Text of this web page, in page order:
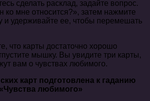
сделать расклад, задайте вопрос.
ко мне относится?», затем нажмите
и удерживайте ее, чтобы перемешать
что карты достаточно хорошо
мышку. Вы увидите три карты,
вам о чувствах любимого.
карт подготовлена к гаданию
«Чувства любимого»